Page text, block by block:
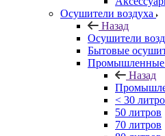
Осушители воздуха
Назад
Осушители
Бытовые
Промышленные
Назад
< 30
50 литров
70 литров